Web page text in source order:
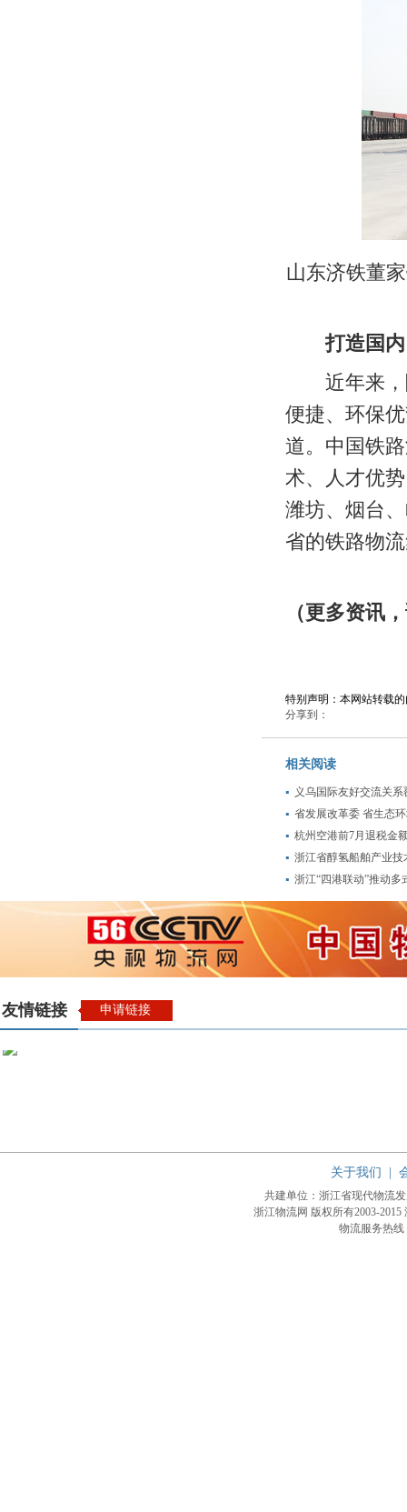
山东济铁董
打造国
近年来，随
便捷、环保
道。中国铁
术、人才优
潍坊、烟台
省的铁路物
（更多资讯
特别声明：本网站转载
分享到：
相关阅读
义乌国际友好交流关
省发展改革委 省生态
杭州空港前7月退税金
浙江省醇氢船舶产业
浙江“四港联动”推动多
友情链接 申请链接
关于我们
共建单位：浙江省现代物流
浙江物流网 版权所有2003-2015
物流服务热线